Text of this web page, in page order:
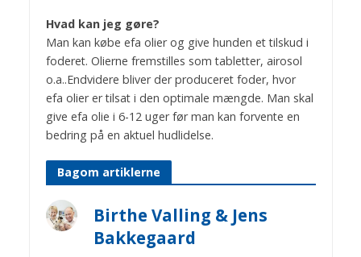
Hvad kan jeg gøre?
Man kan købe efa olier og give hunden et tilskud i
foderet. Olierne fremstilles som tabletter, airosol
o.a..Endvidere bliver der produceret foder, hvor
efa olier er tilsat i den optimale mængde. Man skal
give efa olie i 6-12 uger før man kan forvente en
bedring på en aktuel hudlidelse.
Bagom artiklerne
Birthe Valling & Jens
Bakkegaard